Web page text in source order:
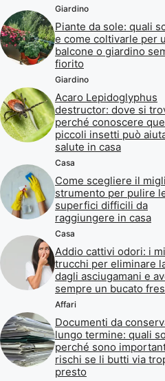
Giardino
Piante da sole: quali
e come coltivarle per
balcone o giardino
fiorito
Giardino
Acaro Lepidoglyphus
destructor: dove si
perché conoscere
piccoli insetti può
salute in casa
Casa
Come scegliere il
strumento per pulire
superfici difficili da
raggiungere in casa
Casa
Addio cattivi odori: i
trucchi per eliminare
dagli asciugamani e
sempre un bucato
Affari
Documenti da
lungo termine: quali
perché sono
rischi se li butti via
presto